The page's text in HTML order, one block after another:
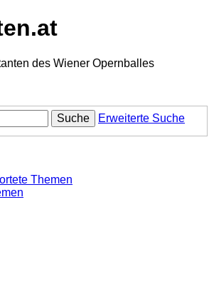
des Wiener Opernballes
Suche Erweiterte Suche
Themen